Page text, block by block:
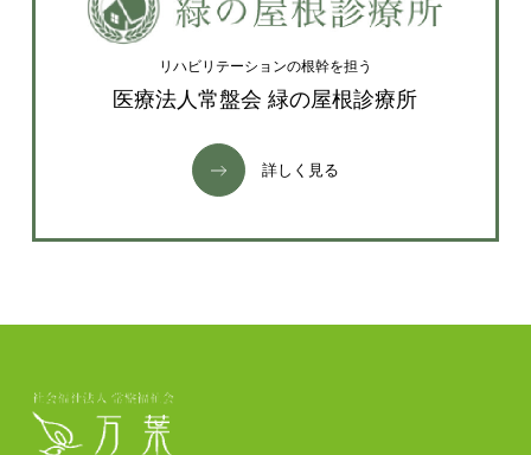
リハビリテーションの根幹を担う
医療法人常盤会 緑の屋根診療所
詳しく見る